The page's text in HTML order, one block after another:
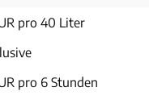
pro 40 Liter
pro 6 Stunden